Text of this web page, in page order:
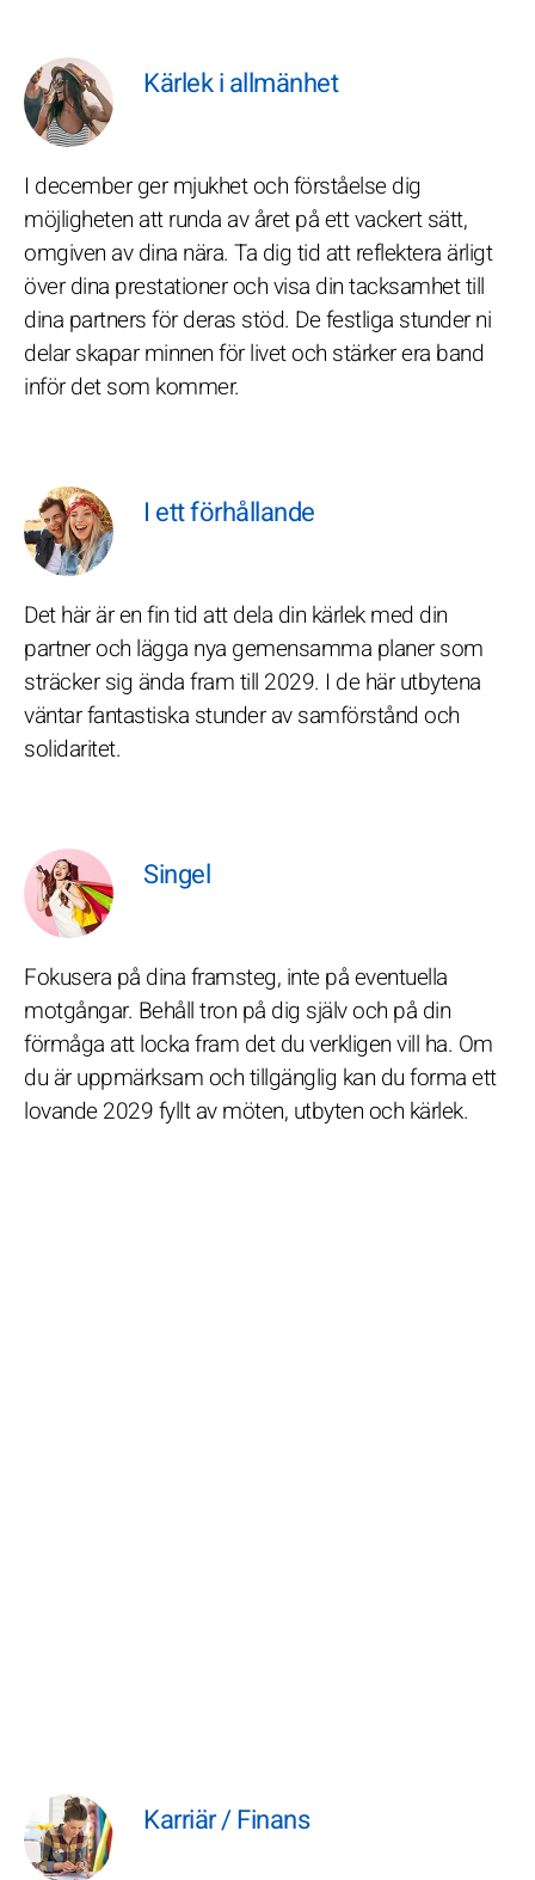
Kärlek i allmänhet
I december ger mjukhet och förståelse dig
möjligheten att runda av året på ett vackert sätt,
omgiven av dina nära. Ta dig tid att reflektera ärligt
över dina prestationer och visa din tacksamhet till
dina partners för deras stöd. De festliga stunder ni
delar skapar minnen för livet och stärker era band
inför det som kommer.
I ett förhållande
Det här är en fin tid att dela din kärlek med din
partner och lägga nya gemensamma planer som
sträcker sig ända fram till 2029. I de här utbytena
väntar fantastiska stunder av samförstånd och
solidaritet.
Singel
Fokusera på dina framsteg, inte på eventuella
motgångar. Behåll tron på dig själv och på din
förmåga att locka fram det du verkligen vill ha. Om
du är uppmärksam och tillgänglig kan du forma ett
lovande 2029 fyllt av möten, utbyten och kärlek.
Karriär / Finans